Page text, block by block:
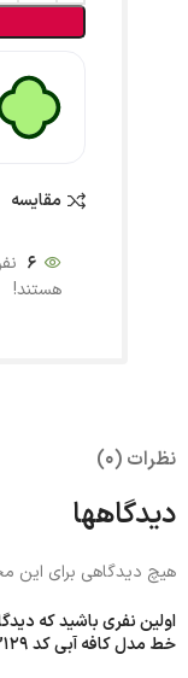
مقایسه
6
هستند!
نظرات (0)
دیدگاهها
هیچ دیدگاهی برای این
خط مدل کافه آبی کد 129”